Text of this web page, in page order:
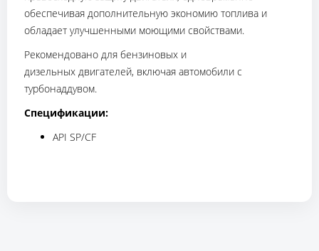
обеспечивая дополнительную экономию топлива и
обладает улучшенными моющими свойствами.
Рекомендовано для бензиновых и
дизельных двигателей, включая автомобили с
турбонаддувом.
Спецификации:
API SP/CF